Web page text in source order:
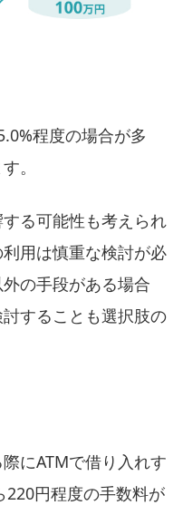
程度の場合が多
。
る可能性も考えられ
用は慎重な検討が必
の手段がある場合
することも選択肢の
にATMで借り入れす
220円程度の手数料が